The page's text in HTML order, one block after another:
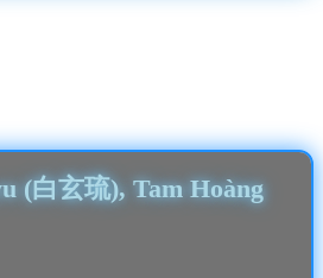
(白玄琉), Tam Hoàng